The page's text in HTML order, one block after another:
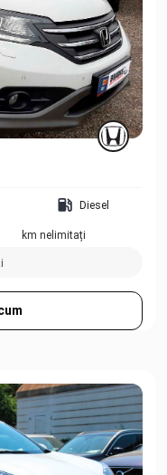
Diesel
km nelimitați